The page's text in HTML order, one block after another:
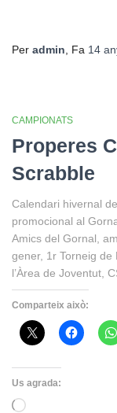
Per admin , Fa 14
CAMPIONATS
Properes
Scrabble
Calendari hivernal
promocional al
Amics del Gornal,
gener, 1r Torneig
l’Àrea de Joventut,
Comparteix això:
Us agrada:
S'està